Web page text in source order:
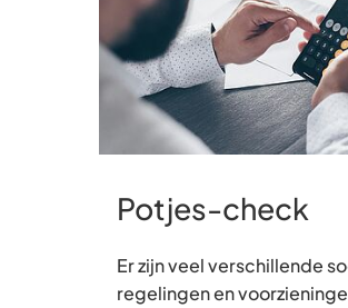
Potjes-check
Er zijn veel verschillende
regelingen en